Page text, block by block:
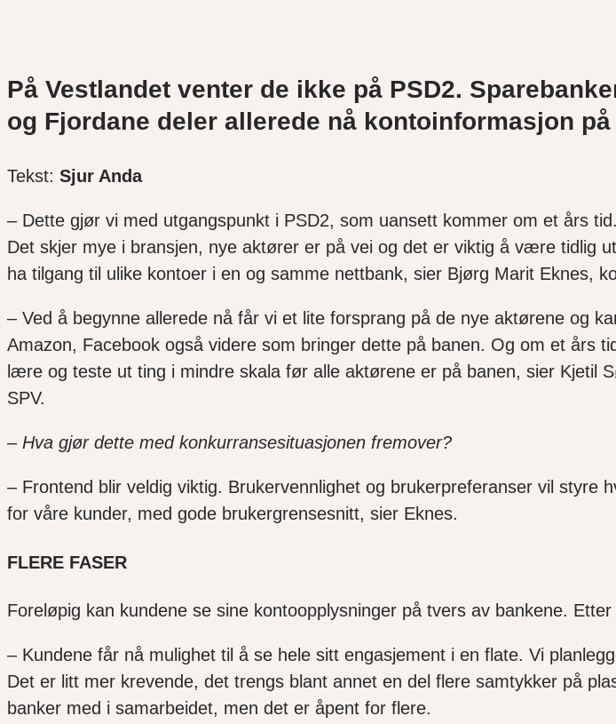
På Vestlandet venter de ikke på PSD2.
og Fjordane deler allerede nå kontoinformasjon
Tekst: Sjur Anda
– Dette gjør vi med utgangspunkt i PSD2, som uansett kommer om et års
Det skjer mye i bransjen, nye aktører er på vei og det er viktig å være tidlig
ha tilgang til ulike kontoer i en og samme nettbank, sier Bjørg Marit Eknes,
– Ved å begynne allerede nå får vi et lite forsprang på de nye aktørene og
Amazon, Facebook også videre som bringer dette på banen. Og om et års
lære og teste ut ting i mindre skala før alle aktørene er på banen, sier Kjetil
SPV.
– Hva gjør dette med konkurransesituasjonen fremover?
– Frontend blir veldig viktig. Brukervennlighet og brukerpreferanser vil
for våre kunder, med gode brukergrensesnitt, sier Eknes.
FLERE FASER
Foreløpig kan kundene se sine kontoopplysninger på tvers av bankene.
– Kundene får nå mulighet til å se hele sitt engasjement i en flate. Vi
Det er litt mer krevende, det trengs blant annet en del flere samtykker på
banker med i samarbeidet, men det er åpent for flere.